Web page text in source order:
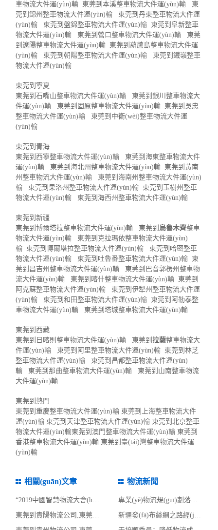
車物流大件運(yùn)輸 東莞到本溪整車物流大件運(yùn)輸 東
莞到錦州整車物流大件運(yùn)輸 東莞到丹東整車物流大件運
(yùn)輸 東莞到盤錦整車物流大件運(yùn)輸 東莞到阜新整車
物流大件運(yùn)輸 東莞到營口整車物流大件運(yùn)輸 東莞
到遼陽整車物流大件運(yùn)輸 東莞到葫蘆島整車物流大件運
(yùn)輸 東莞到朝陽整車物流大件運(yùn)輸 東莞到鐵嶺整車
物流大件運(yùn)輸
東莞到寧夏
東莞到石嘴山整車物流大件運(yùn)輸 東莞到銀川整車物流大
件運(yùn)輸 東莞到固原整車物流大件運(yùn)輸 東莞到吳忠
整車物流大件運(yùn)輸 東莞到中衛(wèi)整車物流大件運
(yùn)輸
東莞到青海
東莞到西寧整車物流大件運(yùn)輸 東莞到海東整車物流大件
運(yùn)輸 東莞到海北州整車物流大件運(yùn)輸 東莞到黃南
州整車物流大件運(yùn)輸 東莞到海南州整車物流大件運(yùn)
輸 東莞到果洛州整車物流大件運(yùn)輸 東莞到玉樹州整車
物流大件運(yùn)輸 東莞到海西州整車物流大件運(yùn)輸
東莞到新疆
東莞到博爾塔拉整車物流大件運(yùn)輸 東莞到 烏魯木齊整車
物流大件運(yùn)輸 東莞到克拉瑪依整車物流大件運(yùn)
輸 東莞到博爾塔拉整車物流大件運(yùn)輸 東莞到哈密整車
物流大件運(yùn)輸 東莞到吐魯番整車物流大件運(yùn)輸 東
莞到昌吉州整車物流大件運(yùn)輸 東莞到巴音郭楞州整車物
流大件運(yùn)輸 東莞到喀什整車物流大件運(yùn)輸 東莞到
阿克蘇整車物流大件運(yùn)輸 東莞到伊犁州整車物流大件運
(yùn)輸 東莞到和田整車物流大件運(yùn)輸 東莞到阿勒泰整
車物流大件運(yùn)輸 東莞到塔城整車物流大件運(yùn)輸
東莞到西藏
東莞到日喀則整車物流大件運(yùn)輸 東莞到拉薩整車物流大
件運(yùn)輸 東莞到阿里整車物流大件運(yùn)輸 東莞到林芝
整車物流大件運(yùn)輸 東莞到昌都整車物流大件運(yùn)
輸 東莞到那曲整車物流大件運(yùn)輸 東莞到山南整車物流
大件運(yùn)輸
東莞到熱門
東莞到重慶整車物流大件運(yùn)輸 東莞到上海整車物流大件
運(yùn)輸 東莞到天津整車物流大件運(yùn)輸 東莞到北京整車
物流大件運(yùn)輸東莞到澳門整車物流大件運(yùn)輸 東莞到
香港整車物流大件運(yùn)輸 東莞到臺(tái)灣整車物流大件運
(yùn)輸
相關(guān)文章
“2019中國智慧物流大會(huì)” 于上海隆重召開
東莞到貴陽物流公司,東莞整車物流到貴陽,東莞至貴陽物流專線 - 天南
物流新聞
專業(yè)物流規(guī)劃落地-天津市快遞專業(yè)類物流專項(xiàng)規(guī)
新疆發(fā)布絲綢之路經(jīng)濟(jì)帶核心區(qū)商貿(mào)物流中心建